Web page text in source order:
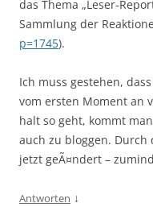
das Thema „Leser-
Sammlung der
p=1745).
Ich muss gestehen,
vom ersten Moment an
halt so geht, kommt
auch zu bloggen. Durch
jetzt geÃ¤ndert –
Antworten ↓